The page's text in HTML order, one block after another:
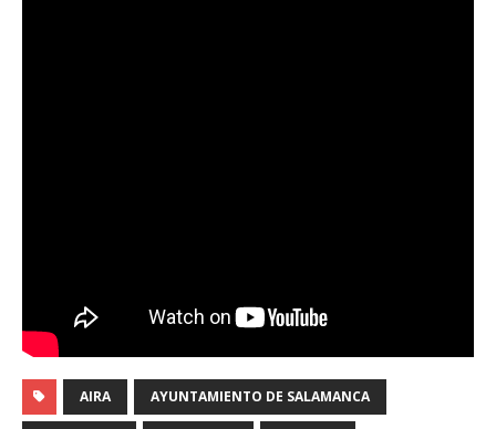
AIRA AYUNTAMIENTO DE SALAMANCA